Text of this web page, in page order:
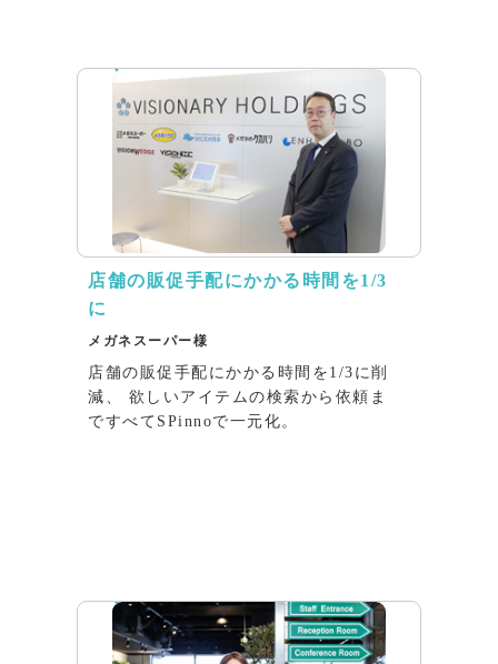
店舗の販促⼿配にかかる時間を1/3
に
メガネスーパー様
店舗の販促⼿配にかかる時間を1/3に削
減、 欲しいアイテムの検索から依頼ま
ですべてSPinnoで⼀元化。